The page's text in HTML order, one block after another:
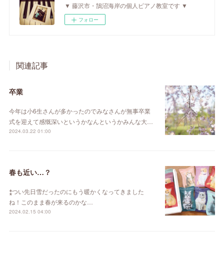
▼ 藤沢市・鵠沼海岸の個人ピアノ教室です ▼
フォロー
関連記事
卒業
今年は小6生さんが多かったのでみなさんが無事卒業
式を迎えて感慨深いというかなんというかみんな大…
2024.03.22 01:00
春も近い…？
⁑つい先日雪だったのにもう暖かくなってきました
ね！このまま春が来るのかな…
2024.02.15 04:00